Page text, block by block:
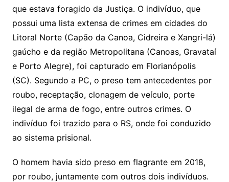
que estava foragido da Justiça. O indivíduo, que
possui uma lista extensa de crimes em cidades do
Litoral Norte (Capão da Canoa, Cidreira e Xangri-lá)
gaúcho e da região Metropolitana (Canoas, Gravataí
e Porto Alegre), foi capturado em Florianópolis
(SC). Segundo a PC, o preso tem antecedentes por
roubo, receptação, clonagem de veículo, porte
ilegal de arma de fogo, entre outros crimes. O
indivíduo foi trazido para o RS, onde foi conduzido
ao sistema prisional.
O homem havia sido preso em flagrante em 2018,
por roubo, juntamente com outros dois indivíduos.